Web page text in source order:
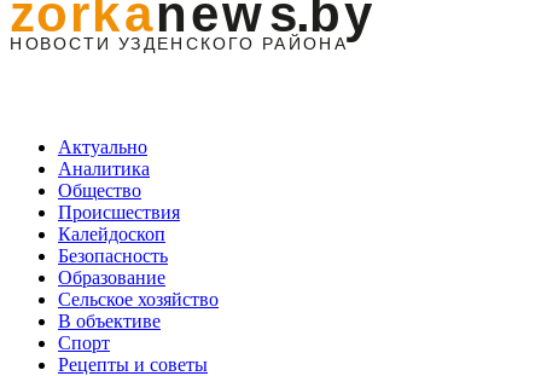
Актуально
Аналитика
Общество
Происшествия
Калейдоскоп
Безопасность
Образование
Сельское хозяйство
В объективе
Спорт
Рецепты и советы